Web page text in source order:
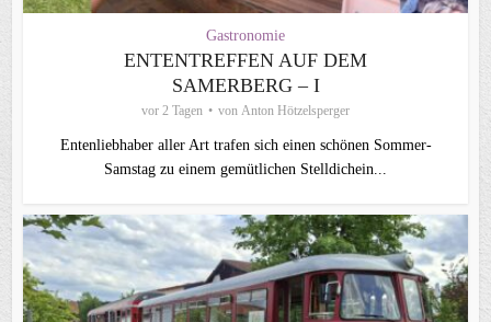
Gastronomie
ENTENTREFFEN AUF DEM
SAMERBERG – I
vor 2 Tagen von Anton Hötzelsperger
Entenliebhaber aller Art trafen sich einen schönen Sommer-
Samstag zu einem gemütlichen Stelldichein...